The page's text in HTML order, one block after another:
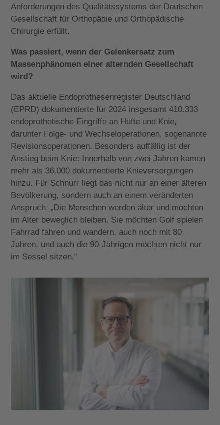
Anforderungen des Qualitätssystems der Deutschen
Gesellschaft für Orthopädie und Orthopädische
Chirurgie erfüllt.
Was passiert, wenn der Gelenkersatz zum
Massenphänomen einer alternden Gesellschaft
wird?
Das aktuelle Endoprothesenregister Deutschland
(EPRD) dokumentierte für 2024 insgesamt 410.333
endoprothetische Eingriffe an Hüfte und Knie,
darunter Folge- und Wechseloperationen, sogenannte
Revisionsoperationen. Besonders auffällig ist der
Anstieg beim Knie: Innerhalb von zwei Jahren kamen
mehr als 36.000 dokumentierte Knieversorgungen
hinzu. Für Schnurr liegt das nicht nur an einer älteren
Bevölkerung, sondern auch an einem veränderten
Anspruch. „Die Menschen werden älter und möchten
im Alter beweglich bleiben. Sie möchten Golf spielen
Fahrrad fahren und wandern, auch noch mit 80
Jahren, und auch die 90-Jährigen möchten nicht nur
im Sessel sitzen.“